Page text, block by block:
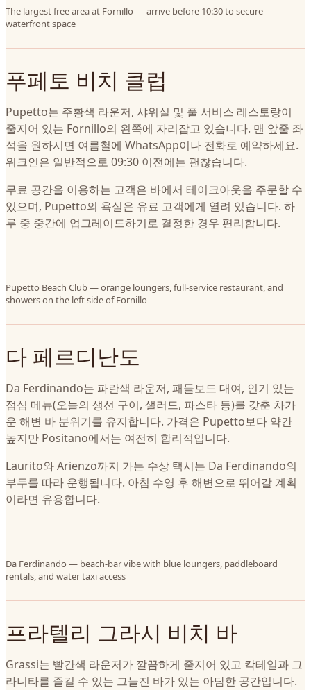
The largest free area at Fornillo — arrive before 10:30 to secure
waterfront space
푸페토 비치 클럽
Pupetto는 주황색 라운저, 샤워실 및 풀 서비스 레스토랑이
줄지어 있는 Fornillo의 왼쪽에 자리잡고 있습니다. 맨 앞줄 좌
석을 원하시면 여름철에 WhatsApp이나 전화로 예약하세요.
워크인은 일반적으로 09:30 이전에는 괜찮습니다.
무료 공간을 이용하는 고객은 바에서 테이크아웃을 주문할 수
있으며, Pupetto의 욕실은 유료 고객에게 열려 있습니다. 하
루 중 중간에 업그레이드하기로 결정한 경우 편리합니다.
Pupetto Beach Club — orange loungers, full-service restaurant, and
showers on the left side of Fornillo
다 페르디난도
Da Ferdinando는 파란색 라운저, 패들보드 대여, 인기 있는
점심 메뉴(오늘의 생선 구이, 샐러드, 파스타 등)를 갖춘 차가
운 해변 바 분위기를 유지합니다. 가격은 Pupetto보다 약간
높지만 Positano에서는 여전히 합리적입니다.
Laurito와 Arienzo까지 가는 수상 택시는 Da Ferdinando의
부두를 따라 운행됩니다. 아침 수영 후 해변으로 뛰어갈 계획
이라면 유용합니다.
Da Ferdinando — beach-bar vibe with blue loungers, paddleboard
rentals, and water taxi access
프라텔리 그라시 비치 바
Grassi는 빨간색 라운저가 깔끔하게 줄지어 있고 칵테일과 그
라니타를 즐길 수 있는 그늘진 바가 있는 아담한 공간입니다.